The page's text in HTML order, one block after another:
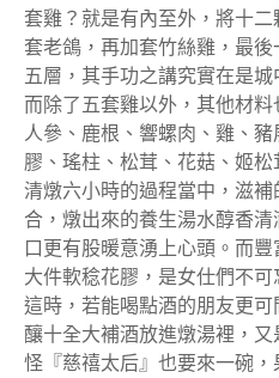
套雞？就是有內至外，將十
套老鴿，再加套竹絲雞，最
五層，其手功之講究實在是城
而除了五套雞以外，其他材
人參、鹿根、響螺肉、雞、
膠、瑤柱、松茸、花菇、姬
清燉六小時的過程當中，滋
合，燉出來的養生湯水醇香
口更有股暖意湧上心頭。而
大件軟稔花膠，是女仕們不可
這時，若能喝點酒的朋友更
釀十全大補酒放進燉湯裡，
怪『慈禧太后』也要來一碗，